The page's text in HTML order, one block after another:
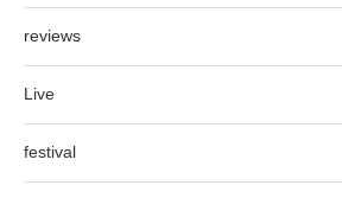
reviews
Live
festival